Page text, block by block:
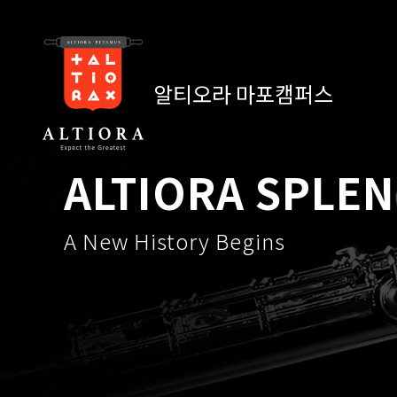
알티오라 마포캠퍼스
ALTIORA
A New History Begins